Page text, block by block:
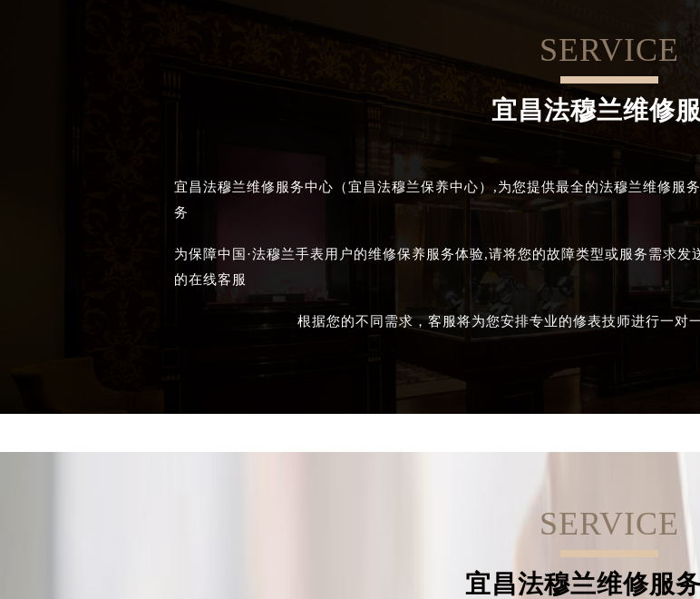
SERVICE
宜昌法穆兰维修
宜昌法穆兰维修服务中心（宜昌法穆兰保养中心）,为您提供最全的法穆兰维修服
务
为保障中国·法穆兰手表用户的维修保养服务体验,请将您的故障类型或服务需求发
的在线客服
根据您的不同需求，客服将为您安排专业的修表技师进行一对
SERVICE
宜昌法穆兰维修服